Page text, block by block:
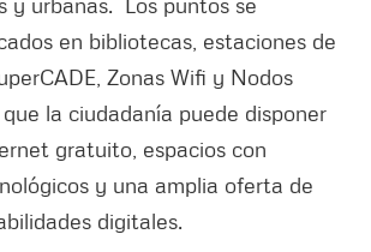
en bibliotecas, estaciones de
Zonas Wifi y Nodos
la ciudadanía puede disponer
gratuito, espacios con
y una amplia oferta de
digitales.